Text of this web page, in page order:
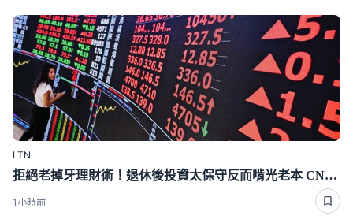
LTN
拒絕老掉牙理財術！退休後投資太保守反而啃光老本 CNBC專家點出投資配比成敗關鍵
1小時前